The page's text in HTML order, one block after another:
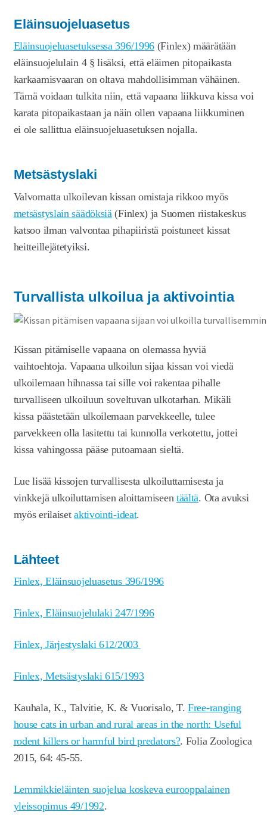
Eläinsuojeluasetus
Eläinsuojeluasetuksessa 396/1996 (Finlex) määrätään
eläinsuojelulain 4 § lisäksi, että eläimen pitopaikasta
karkaamisvaaran on oltava mahdollisimman vähäinen.
Tämä voidaan tulkita niin, että vapaana liikkuva kissa voi
karata pitopaikastaan ja näin ollen vapaana liikkuminen
ei ole sallittua eläinsuojeluasetuksen nojalla.
Metsästyslaki
Valvomatta ulkoilevan kissan omistaja rikkoo myös
metsästyslain säädöksiä (Finlex) ja Suomen riistakeskus
katsoo ilman valvontaa pihapiiristä poistuneet kissat
heitteillejätetyiksi.
Turvallista ulkoilua ja aktivointia
Kissan pitämiselle vapaana on olemassa hyviä
vaihtoehtoja. Vapaana ulkoilun sijaa kissan voi viedä
ulkoilemaan hihnassa tai sille voi rakentaa pihalle
turvalliseen ulkoiluun soveltuvan ulkotarhan. Mikäli
kissa päästetään ulkoilemaan parvekkeelle, tulee
parvekkeen olla lasitettu tai kunnolla verkotettu, jottei
kissa vahingossa pääse putoamaan sieltä.
Lue lisää kissojen turvallisesta ulkoiluttamisesta ja
vinkkejä ulkoiluttamisen aloittamiseen täältä. Ota avuksi
myös erilaisetaktivointi-ideat.
Lähteet
Finlex, Eläinsuojeluasetus 396/1996
Finlex, Eläinsuojelulaki 247/1996
Finlex, Järjestyslaki 612/2003
Finlex, Metsästyslaki 615/1993
Kauhala, K., Talvitie, K. & Vuorisalo, T.Free-ranging
house cats in urban and rural areas in the north: Useful
rodent killers or harmful bird predators?. Folia Zoologica
2015, 64: 45-55.
Lemmikkieläinten suojelua koskeva eurooppalainen
yleissopimus 49/1992.